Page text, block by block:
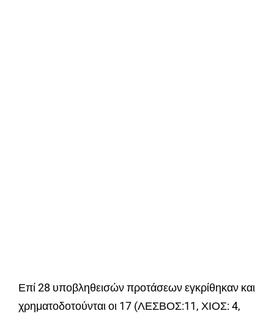
Επί 28 υποβληθεισών προτάσεων εγκρίθηκαν και
χρηματοδοτούνται οι 17 (ΛΕΣΒΟΣ:11, ΧΙΟΣ: 4,